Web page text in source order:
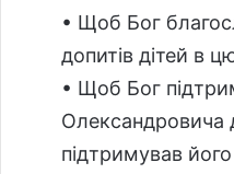
• Щоб Бог
допитів дітей в
• Щоб Бог
Олександровича
підтримував його